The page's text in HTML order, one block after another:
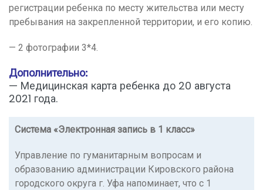
регистрации ребенка по месту жительства или месту
пребывания на закрепленной территории, и его копию.
— 2 фотографии 3*4.
Дополнительно:
— Медицинская карта ребенка до 20 августа
2021 года.
Система «Электронная запись в 1 класс»
Управление по гуманитарным вопросам и
образованию администрации Кировского района
городского округа г. Уфа напоминает, что с 1